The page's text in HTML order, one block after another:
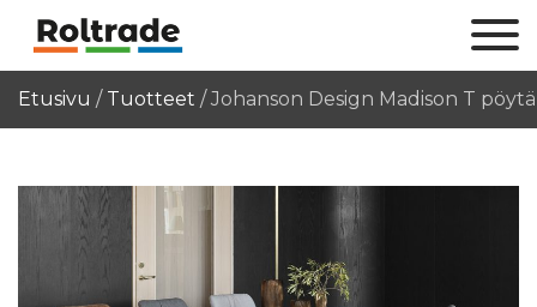
Etusivu / Tuotteet /Johanson Design Madison T pöytä